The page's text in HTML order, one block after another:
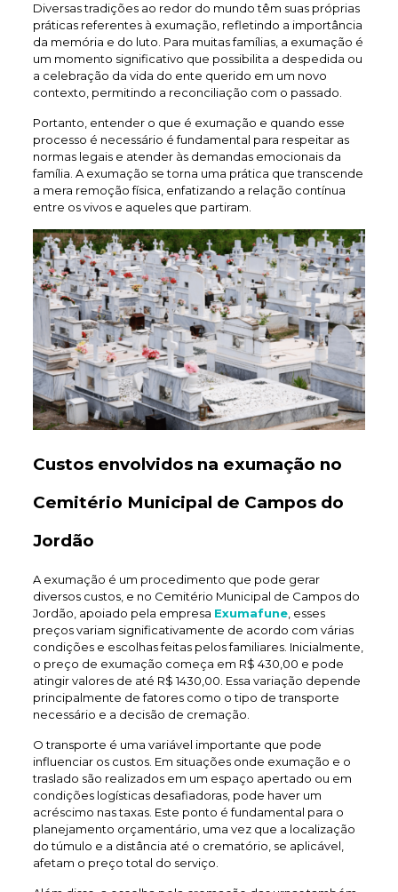
Diversas tradições ao redor do mundo têm suas próprias
práticas referentes à exumação, refletindo a importância
da memória e do luto. Para muitas famílias, a exumação é
um momento significativo que possibilita a despedida ou
a celebração da vida do ente querido em um novo
contexto, permitindo a reconciliação com o passado.
Portanto, entender o que é exumação e quando esse
processo é necessário é fundamental para respeitar as
normas legais e atender às demandas emocionais da
família. A exumação se torna uma prática que transcende
a mera remoção física, enfatizando a relação contínua
entre os vivos e aqueles que partiram.
Custos envolvidos na exumação no
Cemitério Municipal de Campos do
Jordão
A exumação é um procedimento que pode gerar
diversos custos, e no Cemitério Municipal de Campos do
Jordão, apoiado pela empresa Exumafune, esses
preços variam significativamente de acordo com várias
condições e escolhas feitas pelos familiares. Inicialmente,
o preço de exumação começa em R$ 430,00 e pode
atingir valores de até R$ 1430,00. Essa variação depende
principalmente de fatores como o tipo de transporte
necessário e a decisão de cremação.
O transporte é uma variável importante que pode
influenciar os custos. Em situações onde exumação e o
traslado são realizados em um espaço apertado ou em
condições logísticas desafiadoras, pode haver um
acréscimo nas taxas. Este ponto é fundamental para o
planejamento orçamentário, uma vez que a localização
do túmulo e a distância até o crematório, se aplicável,
afetam o preço total do serviço.